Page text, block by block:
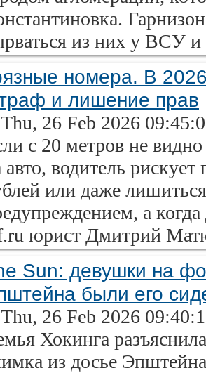
из них у ВСУ
номера. В
и лишение прав
26 Feb 2026
с 20 метров не
авто, водитель
или даже
а
юрист Дмитрий
Sun: девушки на
были его
26 Feb 2026
Хокинга
из досье